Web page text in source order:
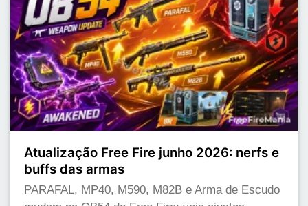
Atualização Free Fire junho 2026: nerfs e
buffs das armas
PARAFAL, MP40, M590, M82B e Arma de Escudo